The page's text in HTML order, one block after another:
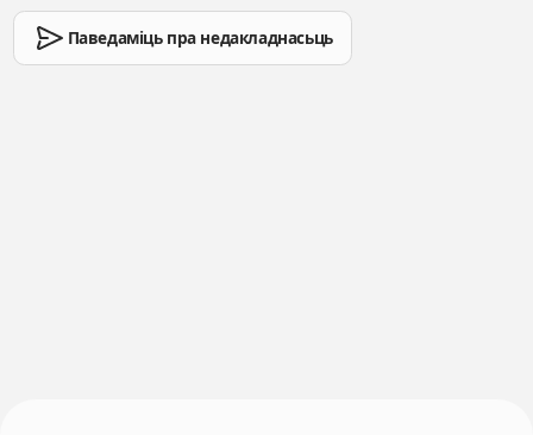
Паведаміць пра недакладнасьць